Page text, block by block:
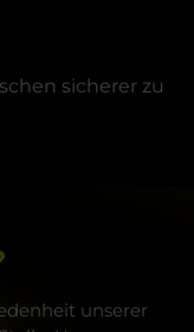
sicherer zu
unserer